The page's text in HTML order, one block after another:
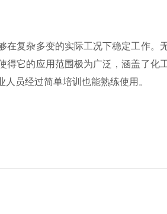
杂多变的实际工况下稳定工作。
得它的应用范围极为广泛，涵盖了
员经过简单培训也能熟练使用。